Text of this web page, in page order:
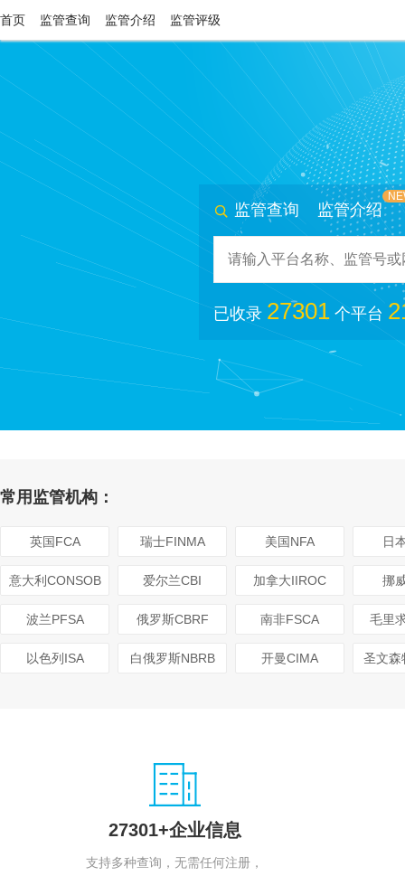
首页 监管查询 监管介绍 监管评级
 监管查询 监管介绍
已收录 27301 个平台
常用监管机构：
英国FCA 瑞士FINMA 美国NFA 日
意大利CONSOB 爱尔兰CBI 加拿大IIROC 挪
波兰PFSA 俄罗斯CBRF 南非FSCA 毛里
以色列ISA 白俄罗斯NBRB 开曼CIMA 圣文森
27301+企业信息
支持多种查询，无需任何注册，